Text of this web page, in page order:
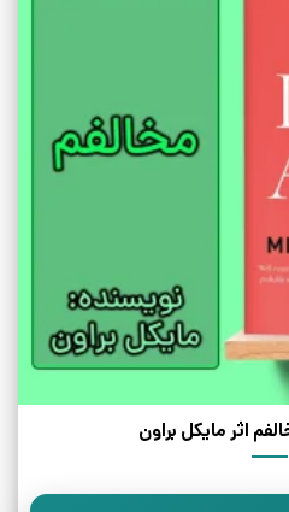
اثر مایکل براون